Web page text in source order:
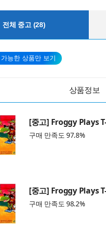
전체 중고 (28)
가능한 상품만 보기
상품정보
[중고] Froggy Plays
구매 만족도 97.8%
[중고] Froggy Plays
구매 만족도 98.2%